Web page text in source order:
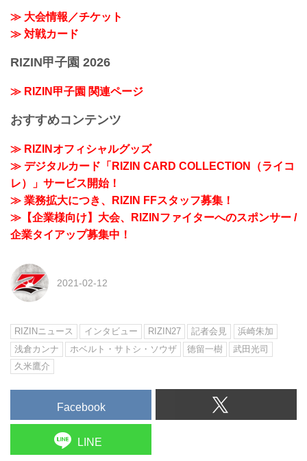
≫ 大会情報／チケット
≫ 対戦カード
RIZIN甲子園 2026
≫ RIZIN甲子園 関連ページ
おすすめコンテンツ
≫ RIZINオフィシャルグッズ
≫ デジタルカード「RIZIN CARD COLLECTION（ライコ
レ）」サービス開始！
≫ 業務拡大につき、RIZIN FFスタッフ募集！
≫【企業様向け】大会、RIZINファイターへのスポンサー /
企業タイアップ募集中！
2021-02-12
RIZINニュース インタビュー RIZIN27 記者会見
浜崎朱加
浅倉カンナ
ホベルト・サトシ・ソウザ 徳留一樹
武田光司
久米鷹介
Facebook
LINE